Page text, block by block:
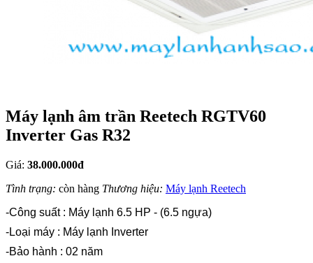
Máy lạnh âm trần Reetech RGTV60
Inverter Gas R32
Giá: 38.000.000đ
Tình trạng: còn hàng Thương hiệu: Máy lạnh Reetech
-Công suất : Máy lạnh 6.5 HP - (6.5 ngựa)
-Loại máy : Máy lạnh Inverter
-Bảo hành : 02 năm